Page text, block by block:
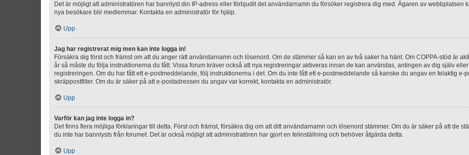
Det är möjligt att administratören har bannlyst din IP-adress eller förbjudit det användarnamn du försöker registrera dig med. Ägaren av webbplatsen
nya besökare blir medlemmar. Kontakta en administratör för hjälp.
Upp
Jag har registrerat mig men kan inte logga in!
Försäkra dig först och främst om att du anger rätt användarnamn och lösenord. Om de stämmer så kan en av två saker ha hänt. Om COPPA-stöd är
år så måste du följa instruktionerna du fått. Vissa forum kräver också att nya registreringar aktiveras innan de kan användas, antingen av dig själv
registreringen. Om du har fått ett e-postmeddelande, följ instruktionerna i det. Om du inte fått ett e-postmeddelande så kanske du angav en felaktig
skräppostfilter. Om du är säker på att e-postadressen du angav var korrekt, kontakta en administratör.
Upp
Varför kan jag inte logga in?
Det finns flera möjliga förklaringar till detta. Först och främst, försäkra dig om att ditt användarnamn och lösenord stämmer. Om du är säker på att de
du inte har bannlysts från forumet. Det är också möjligt att administratören har gjort en felinställning och behöver åtgärda detta.
Upp